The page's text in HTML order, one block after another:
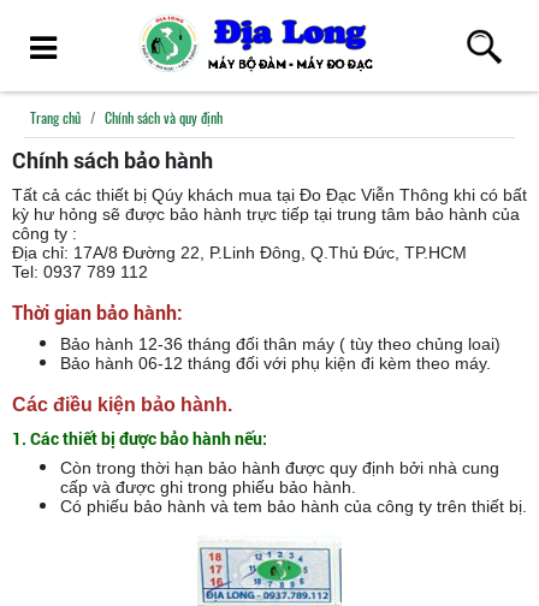
Trang chủ Chính sách và quy định
Chính sách bảo hành
Tất cả các thiết bị Qúy khách mua tại Đo Đạc Viễn Thông khi có bất
kỳ hư hỏng sẽ được bảo hành trực tiếp tại trung tâm bảo hành của
công ty :
Địa chỉ: 17A/8 Đường 22, P.Linh Đông, Q.Thủ Đức, TP.HCM
Tel: 0937 789 112
Thời gian bảo hành:
Bảo hành 12-36 tháng đối thân máy ( tùy theo chủng loai)
Bảo hành 06-12 tháng đối với phụ kiện đi kèm theo máy.
Các điều kiện bảo hành.
1. Các thiết bị được bảo hành nếu:
Còn trong thời hạn bảo hành được quy định bởi nhà cung
cấp và được ghi trong phiếu bảo hành.
Có phiếu bảo hành và tem bảo hành của công ty trên thiết bị.